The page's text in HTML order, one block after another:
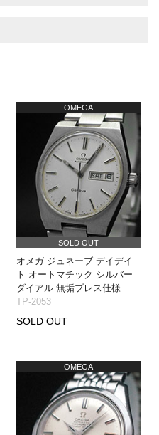
OMEGA
SOLD OUT
オメガ ジュネーブ デイデイ
ト オートマチック シルバー
ダイアル 無垢ブレス仕様
TP-2053
SOLD OUT
OMEGA